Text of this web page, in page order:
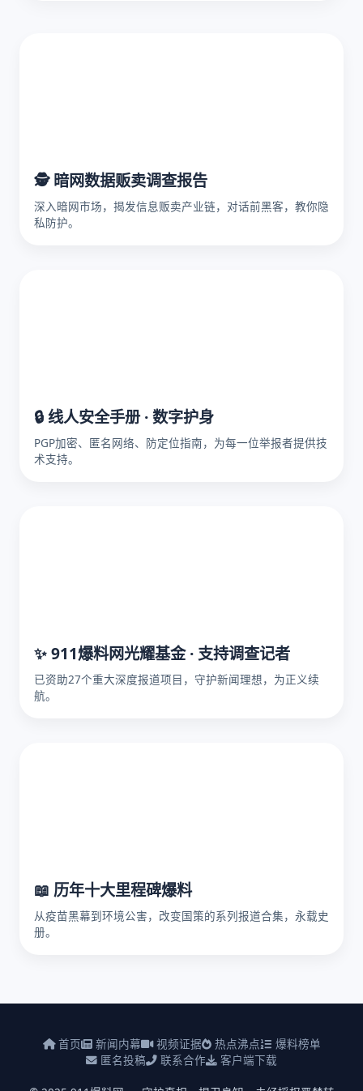
🕵️ 暗网数据贩卖调查报告
深入暗网市场，揭发信息贩卖产业链，对话前黑客，教你隐
私防护。
🔒 线人安全手册 · 数字护身
PGP加密、匿名网络、防定位指南，为每一位举报者提供技
术支持。
✨ 911爆料网光耀基金 · 支持调查记者
已资助27个重大深度报道项目，守护新闻理想，为正义续
航。
📖 历年十大里程碑爆料
从疫苗黑幕到环境公害，改变国策的系列报道合集，永载史
册。
首页 新闻内幕 视频证据 热点沸点
爆料榜单
匿名投稿
联系合作 客户端下载